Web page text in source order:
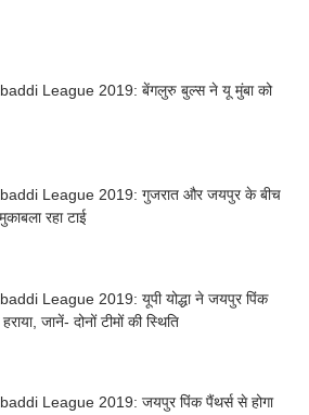
League 2019: बेंगलुरु बुल्स ने यू मुंबा को
League 2019: गुजरात और जयपुर के बीच
रहा टाई
League 2019: यूपी योद्धा ने जयपुर पिंक
जानें- दोनों टीमों की स्थिति
League 2019: जयपुर पिंक पैंथर्स से होगा